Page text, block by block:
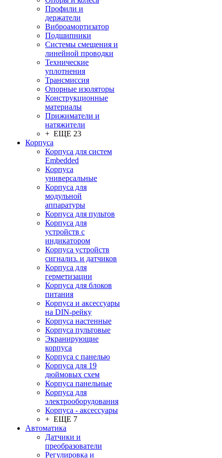
Профили и
держатели
Виброамортизатор
Подшипники
Системы смещения и
линейной проводки
Технические
уплотнения
Трансмиссия
Опорные изоляторы
Конструкционные
материалы
Прижиматели и
натяжители
+ ЕЩЕ 23
Корпуса
Корпуса для систем
Embedded
Корпуса
универсальные
Корпуса для
модульной
аппаратуры
Корпуса для пультов
Корпуса для
устройств с
индикатором
Корпуса устройств
сигнализ. и датчиков
Корпуса для
герметизации
Корпуса для блоков
питания
Корпуса и аксессуары
на DIN-рейку
Корпуса настенные
Корпуса пультовые
Экранирующие
корпуса
Корпуса с панелью
Корпуса для 19
дюймовых схем
Корпуса панельные
Корпуса для
электрооборудования
Корпуса - аксессуары
+ ЕЩЕ 7
Автоматика
Датчики и
преобразователи
Регулировка и